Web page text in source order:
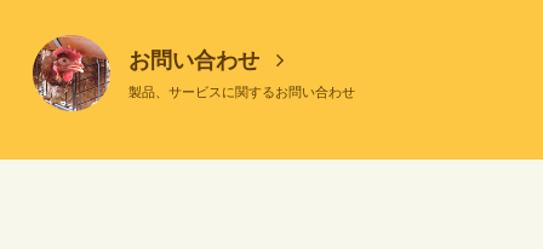
お問い合わせ
製品、サービスに関するお問い合わせ